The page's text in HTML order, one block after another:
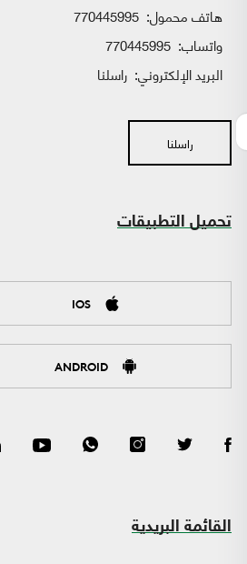
هاتف محمول: 770445995
واتساب:
البريد الإلكتروني: راسلنا
راسلنا
تحميل التطبيقات
IOS
ANDROID
القائمة البريدية